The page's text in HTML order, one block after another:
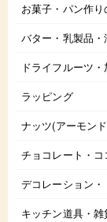
お菓子・パン作
バター・乳製品・
ドライフルーツ
ラッピング
ナッツ(アーモン
チョコレート・コ
デコレーション
キッチン道具・